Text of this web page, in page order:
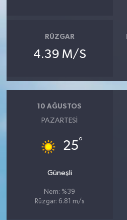
RÜZGAR
4.39 M/S
10 AĞUSTOS
PAZARTESI
25°
Güneşli
Nem: %39
Rüzgar: 6.81 m/s